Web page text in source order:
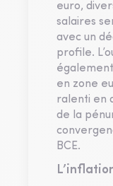
euro,
salaires
avec un
profile.
en zone
ralenti en
de la
BCE.